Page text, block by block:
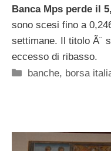
Banca Mps perde il
sono scesi fino a
settimane. Il titolo Ã¨
eccesso di ribasso.
Categorie
banche, borsa